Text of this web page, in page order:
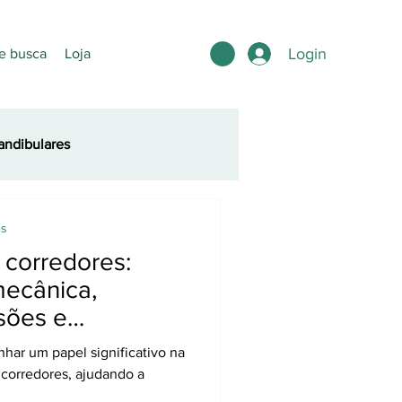
busca Loja Login
e
um papel significativo na
ajudando a